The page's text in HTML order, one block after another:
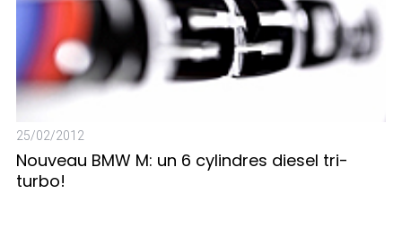
25/02/2012
Nouveau BMW M: un 6 cylindres diesel tri-
turbo!